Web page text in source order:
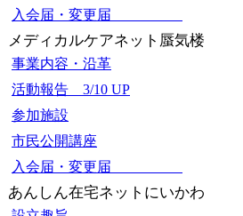
入会届・変更届
メディカルケアネット蜃気楼
事業内容・沿革
活動報告 3/10 UP
参加施設
市民公開講座
入会届・変更届
あんしん在宅ネットにいかわ